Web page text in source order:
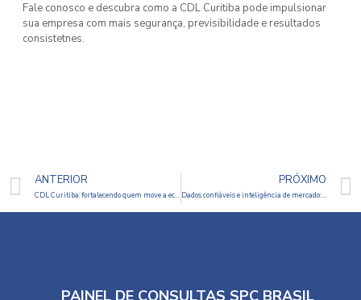
Fale conosco e descubra como a CDL Curitiba pode impulsionar
sua empresa com mais segurança, previsibilidade e resultados
consistetnes.
ANTERIOR
CDL Curitiba: fortalecendo quem move a economia da cidade
PRÓXIMO
Dados confiáveis e inteligência de mercado: a base para uma gestão de crédito segura e eficiente
PAINEL DE CONSULTAS SPC BRASIL